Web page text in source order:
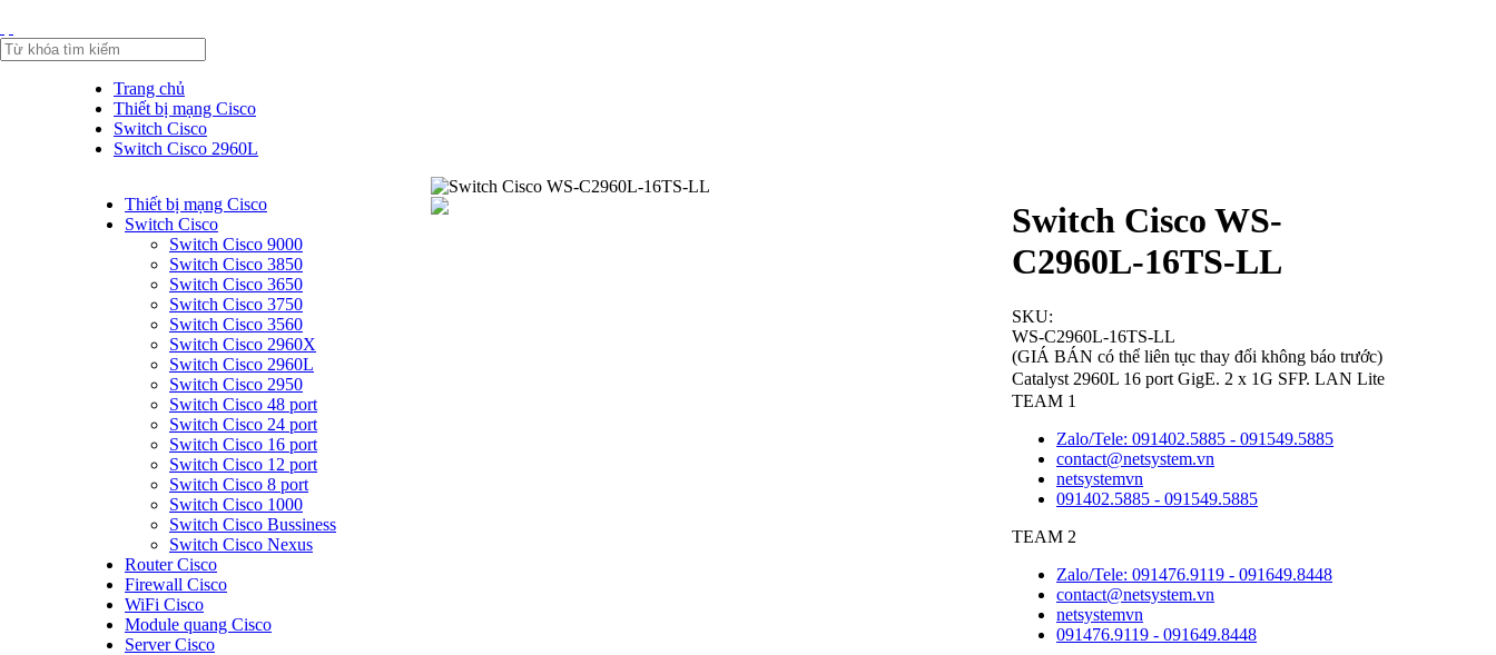
Trang chủ
Thiết bị mạng Cisco
Switch Cisco
Switch Cisco 2960L
Thiết bị mạng Cisco
Switch Cisco
Switch Cisco 9000
Switch Cisco 3850
Switch Cisco 3650
Switch Cisco 3750
Switch Cisco 3560
Switch Cisco 2960X
Switch Cisco 2960L
Switch Cisco 2950
Switch Cisco 48 port
Switch Cisco 24 port
Switch Cisco 16 port
Switch Cisco 12 port
Switch Cisco 8 port
Switch Cisco 1000
Switch Cisco Bussiness
Switch Cisco Nexus
Router Cisco
Firewall Cisco
WiFi Cisco
Module quang Cisco
Server Cisco
Switch Cisco WS-
C2960L-16TS-LL
SKU:
WS-C2960L-16TS-LL
(GIÁ BÁN có thể liên tục thay đổi không báo trước)
Catalyst 2960L 16 port GigE. 2 x 1G SFP. LAN Lite
TEAM 1
Zalo/Tele: 091402.5885 - 091549.5885
contact@netsystem.vn
netsystemvn
091402.5885 - 091549.5885
TEAM 2
Zalo/Tele: 091476.9119 - 091649.8448
contact@netsystem.vn
netsystemvn
091476.9119 - 091649.8448